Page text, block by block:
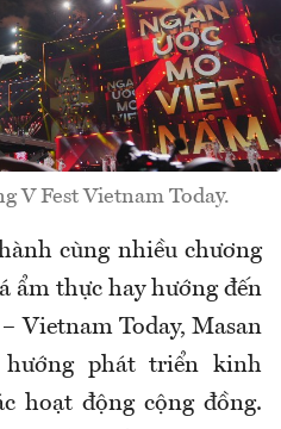
V Fest Vietnam Today.
cùng nhiều chương
ẩm thực hay hướng đến
Vietnam Today, Masan
phát triển kinh
hoạt động cộng đồng.